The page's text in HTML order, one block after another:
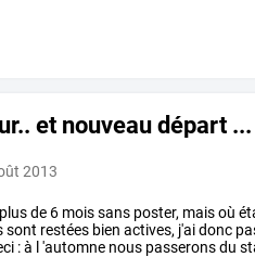
et nouveau départ ...
2013
plusde 6 moissans poster, maisoù
sont restées bien actives, j'aidonc
:à 'automne nous passeronsdu